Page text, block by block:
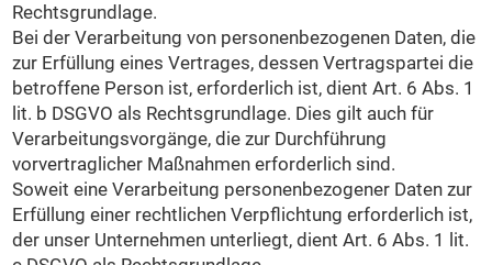
Rechtsgrundlage.
Bei der Verarbeitung von personenbezogenen Daten, die
zur Erfüllung eines Vertrages, dessen Vertragspartei die
betroffene Person ist, erforderlich ist, dient Art. 6 Abs. 1
lit. b DSGVO als Rechtsgrundlage. Dies gilt auch für
Verarbeitungsvorgänge, die zur Durchführung
vorvertraglicher Maßnahmen erforderlich sind.
Soweit eine Verarbeitung personenbezogener Daten zur
Erfüllung einer rechtlichen Verpflichtung erforderlich ist,
der unser Unternehmen unterliegt, dient Art. 6 Abs. 1 lit.